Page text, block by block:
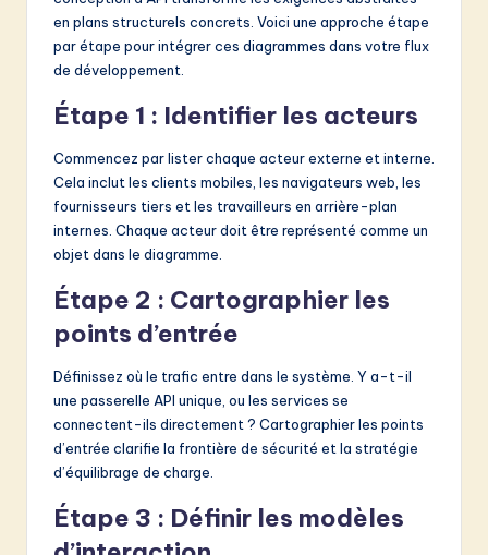
en plans structurels concrets. Voici une approche étape
par étape pour intégrer ces diagrammes dans votre flux
de développement.
Étape 1 : Identifier les acteurs
Commencez par lister chaque acteur externe et interne.
Cela inclut les clients mobiles, les navigateurs web, les
fournisseurs tiers et les travailleurs en arrière-plan
internes. Chaque acteur doit être représenté comme un
objet dans le diagramme.
Étape 2 : Cartographier les
points d’entrée
Définissez où le trafic entre dans le système. Y a-t-il
une passerelle API unique, ou les services se
connectent-ils directement ? Cartographier les points
d’entrée clarifie la frontière de sécurité et la stratégie
d’équilibrage de charge.
Étape 3 : Définir les modèles